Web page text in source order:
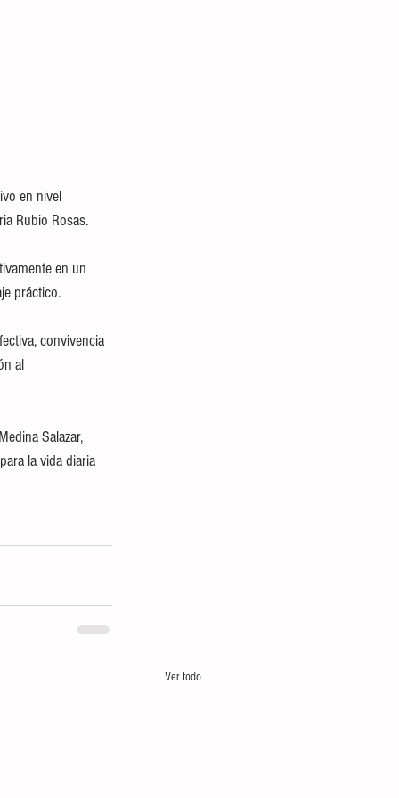
en nivel
Rubio Rosas.
en un
práctico.
convivencia
al
Salazar,
la vida diaria
Ver todo